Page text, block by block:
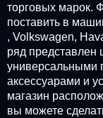
торговых марок.
поставить в
, Volkswagen,
ряд
универсальными
аксессуарами и
магазин
вы можете